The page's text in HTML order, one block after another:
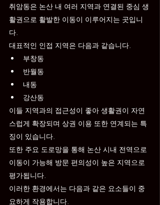
취암동은 논산 내 여러 지역과 연결된 중심 생
활권으로 활발한 이동이 이루어지는 곳입니
다.
대표적인 인접 지역은 다음과 같습니다.
부창동
반월동
내동
강산동
이들 지역과의 접근성이 좋아 생활권이 자연
스럽게 확장되며 상권 이용 또한 연계되는 특
징이 있습니다.
또한 주요 도로망을 통해 논산 시내 전역으로
이동이 가능해 방문 편의성이 높은 지역으로
평가됩니다.
이러한 환경에서는 다음과 같은 요소들이 중
요하게 작용합니다.